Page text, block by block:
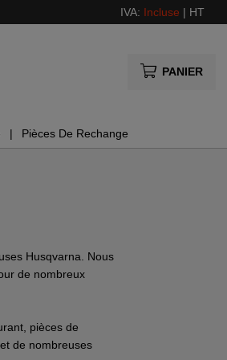
IVA: Incluse | HT
PANIER
Pièces De Rechange
Husqvarna. Nous
de nombreux
pièces de
de nombreuses